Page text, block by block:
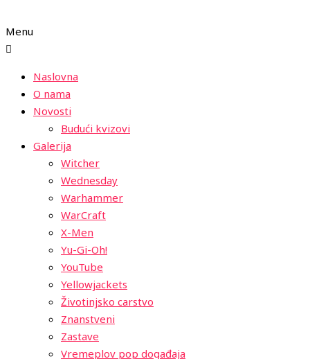
Menu
Naslovna
O nama
Novosti
Budući kvizovi
Galerija
Witcher
Wednesday
Warhammer
WarCraft
X-Men
Yu-Gi-Oh!
YouTube
Yellowjackets
Životinjsko carstvo
Znanstveni
Zastave
Vremeplov pop događaja